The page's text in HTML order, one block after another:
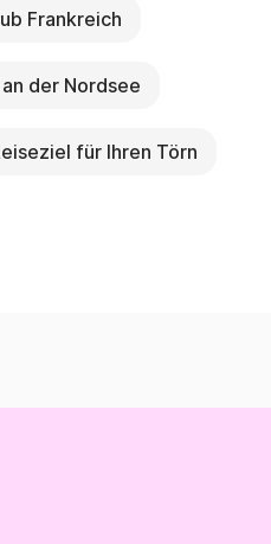
Frankreich
der Nordsee
für Ihren Törn